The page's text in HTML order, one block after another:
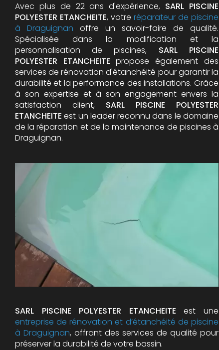
Avec plus de 22 ans d'expérience, SARL PISCINE
POLYESTER ETANCHEITE, votre réparateur de piscine
à Draguignan offre un savoir-faire de qualité.
Spécialisée dans la modification et la
personnalisation de piscines, SARL PISCINE
POLYESTER ETANCHEITE propose également des
services de rénovation d'étanchéité pour garantir la
durabilité et la performance des installations. Grâce
à son expertise et à son engagement envers la
satisfaction client, SARL PISCINE POLYESTER
ETANCHEITE est un leader reconnu dans le domaine
de la réparation et de la maintenance de piscines à
Draguignan.
SARL PISCINE POLYESTER ETANCHEITE est une
entreprise de rénovation et d’étanchéité de piscine
à Draguignan, offrant des services de qualité pour
préserver la durabilité de votre bassin.